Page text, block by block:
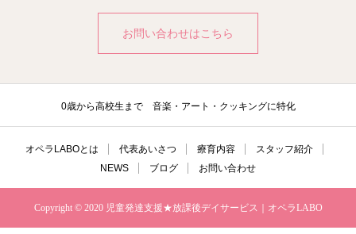
お問い合わせはこちら
0歳から高校生まで 音楽・アート・クッキングに特化
オペラLABOとは 代表あいさつ 療育内容
スタッフ紹介
NEWS
ブログ お問い合わせ
Copyright © 2020 児童発達支援★放課後デイサービス｜オペラLABO